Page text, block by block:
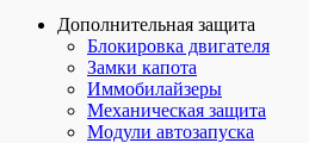
Дополнительная защита
Блокировка двигателя
Замки капота
Иммобилайзеры
Механическая защита
Модули автозапуска